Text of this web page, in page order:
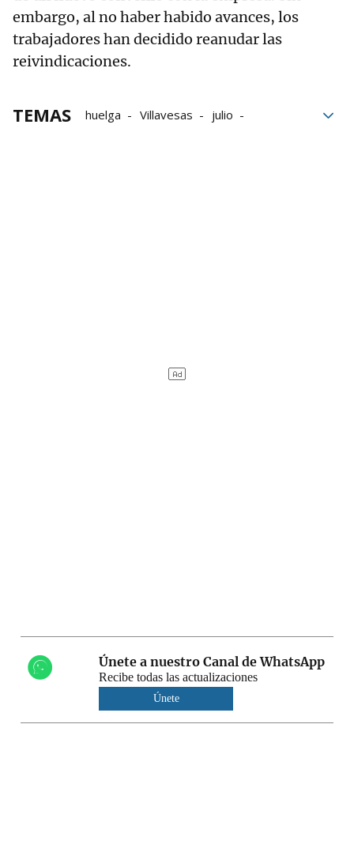
embargo, al no haber habido avances, los
trabajadores han decidido reanudar las
reivindicaciones.
TEMAS huelga Villavesas
julio
Únete a nuestro Canal de WhatsApp
Recibe todas las actualizaciones
Únete